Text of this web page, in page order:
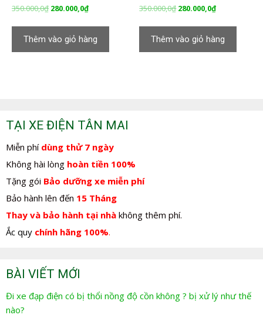
350.000,0₫ Giá
350.000,0₫.
280.000,0₫Giá
là:
280.000,0₫.
Thêm vào giỏ hàng
350.000,0₫ Giá
350.000,0₫.
280.000,0₫Giá
là:
280.000,0₫.
Thêm vào giỏ hàng
TẠI XE ĐIỆN TÂN MAI
Miễn phí dùng thử 7 ngày
Không hài lòng hoàn tiền 100%
Tặng gói Bảo dưỡng xe miễn phí
Bảo hành lên đến 15 Tháng
Thay và bảo hành tại nhà không thêm phí.
Ắc quy chính hãng 100%.
BÀI VIẾT MỚI
Đi xe đạp điện có bị thổi nồng độ cồn không ? bị xử lý như thế
nào?